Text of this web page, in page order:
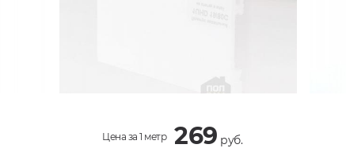
Цена за 1 метр 269 руб.